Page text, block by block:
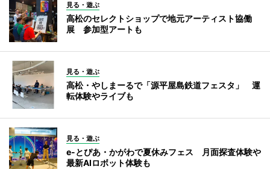
見る・遊ぶ
高松のセレクトショップで地元アーティスト協働
展 参加型アートも
見る・遊ぶ
高松・やしまーるで「源平屋島鉄道フェスタ」 運
転体験やライブも
見る・遊ぶ
e-とぴあ・かがわで夏休みフェス 月面探査体験や
最新AIロボット体験も